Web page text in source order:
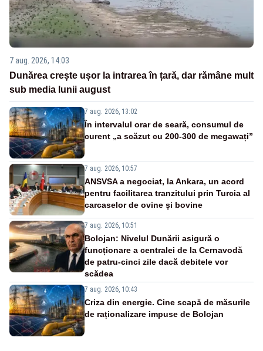
7 aug. 2026, 14:03
Dunărea crește ușor la intrarea în țară, dar rămâne mult
sub media lunii august
7 aug. 2026, 13:02
În intervalul orar de seară, consumul de
curent „a scăzut cu 200-300 de megawați”
7 aug. 2026, 10:57
ANSVSA a negociat, la Ankara, un acord
pentru facilitarea tranzitului prin Turcia al
carcaselor de ovine și bovine
7 aug. 2026, 10:51
Bolojan: Nivelul Dunării asigură o
funcționare a centralei de la Cernavodă
de patru-cinci zile dacă debitele vor
scădea
7 aug. 2026, 10:43
Criza din energie. Cine scapă de măsurile
de raționalizare impuse de Bolojan